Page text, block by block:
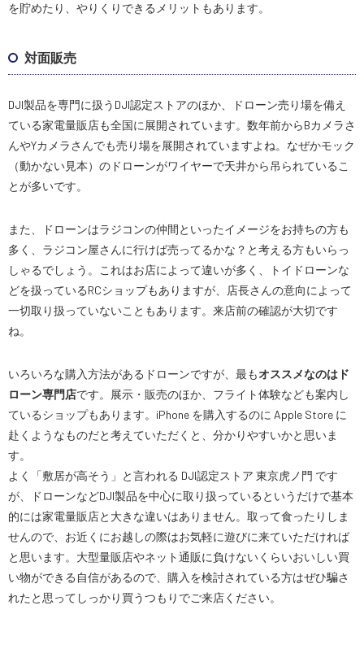
を貯めたり、やりくりできるメリットもあります。
対面販売
DJI製品を専門に扱うDJI認定ストアのほか、ドローン売り場を備え
ている家電量販店も全国に展開されています。数年前からBカメラさ
んやYカメラさんでも売り場を展開されていますよね。なぜかモック
（動かない見本）のドローンがワイヤーで天井から吊られているこ
とが多いです。
また、ドローンはラジコンの仲間といったイメージをお持ちの方も
多く、ラジコン屋さんに行けば売ってるかな？と考える方もいらっ
しゃるでしょう。これはお店によって違いが多く、トイドローンな
どを扱っているRCショップもありますが、店長さんの意向によって
一切取り扱っていないこともあります。来店前の確認が大切です
ね。
いろいろな購入方法があるドローンですが、最もオススメなのはド
ローン専門店です。展示・販売のほか、フライト体験なども案内し
ているショップもあります。iPhone を購入するのに Apple Store に
赴くようなものだと考えていただくと、分かりやすいかと思いま
す。
よく「敷居が高そう」と言われる DJI認定ストア 東京虎ノ門 です
が、ドローンなどDJI製品を中心に取り扱っているというだけで基本
的には家電量販店と大きな違いはありません。取って食ったりしま
せんので、お近くにお越しの際はお気軽に遊びに来ていただければ
と思います。大型量販店やネット通販に負けないくらいおいしい買
い物ができる自信があるので、購入を検討されている方はぜひ騙さ
れたと思ってしっかり買うつもりでご来店ください。